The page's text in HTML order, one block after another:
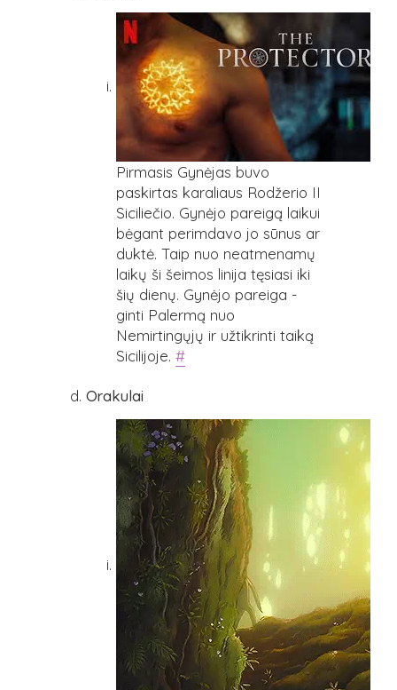
Pirmasis Gynėjas buvo
paskirtas karaliaus Rodžerio II
Siciliečio. Gynėjo pareigą laikui
bėgant perimdavo jo sūnus ar
duktė. Taip nuo neatmenamų
laikų ši šeimos linija tęsiasi iki
šių dienų. Gynėjo pareiga -
ginti Palermą nuo
Nemirtingųjų ir užtikrinti taiką
Sicilijoje. #
Orakulai